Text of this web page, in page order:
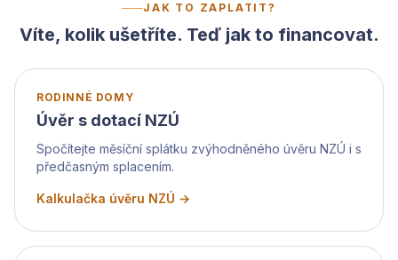
JAK TO ZAPLATIT?
Víte, kolik ušetříte. Teď jak to financovat.
RODINNÉ DOMY
Úvěr s dotací NZÚ
Spočítejte měsíční splátku zvýhodněného úvěru NZÚ i s
předčasným splacením.
Kalkulačka úvěru NZÚ →